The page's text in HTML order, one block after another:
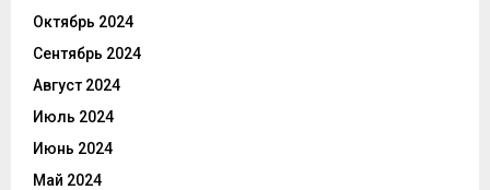
Октябрь 2024
Сентябрь 2024
Август 2024
Июль 2024
Июнь 2024
Май 2024